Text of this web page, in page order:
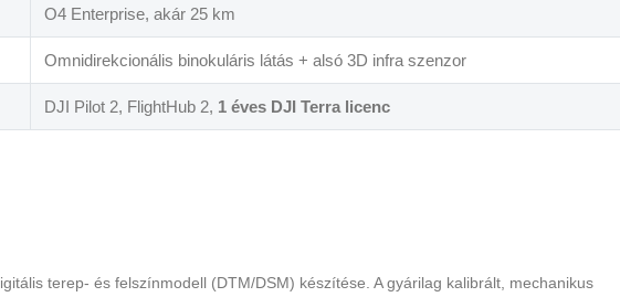
O4 Enterprise, akár 25 km
Omnidirekcionális binokuláris látás + alsó 3D infra szenzor
DJI Pilot 2, FlightHub 2, 1 éves DJI Terra licenc
terep- és felszínmodell (DTM/DSM) készítése. A gyárilag kalibrált, mechanikus